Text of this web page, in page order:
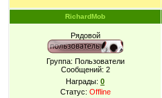
RichardMob
Рядовой
Группа: Пользователи
Сообщений: 2
Награды: 0
Статус: Offline